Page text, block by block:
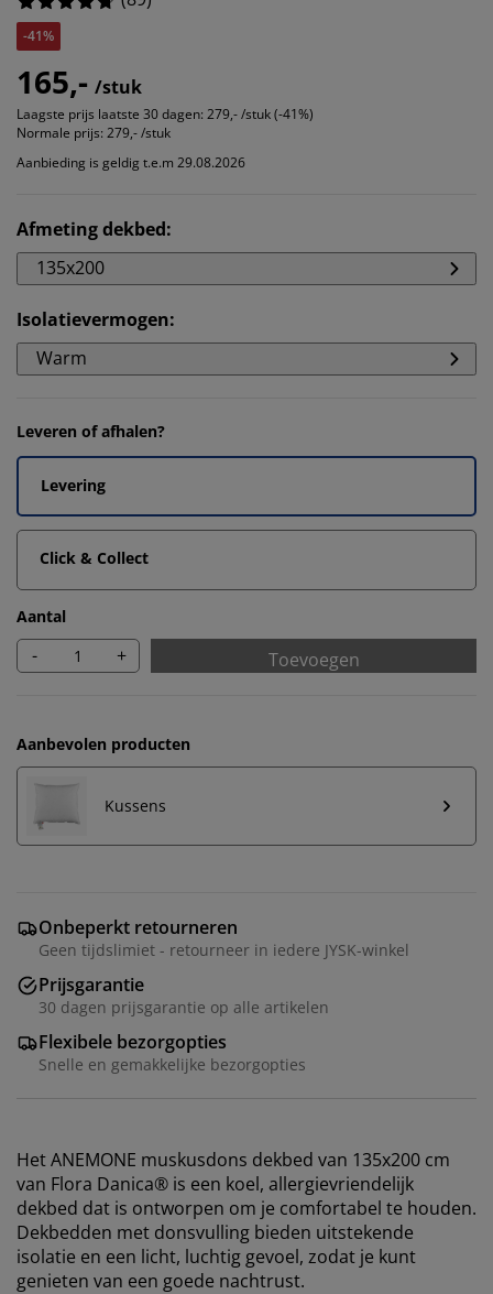
-41%
165,- /stuk
Laagste prijs laatste 30 dagen: 279,- /stuk (-41%)
Normale prijs: 279,- /stuk
Aanbieding is geldig t.e.m 29.08.2026
Afmeting dekbed:
135x200
Isolatievermogen:
Warm
Leveren of afhalen?
Levering
Click & Collect
Aantal
- + Toevoegen
Aanbevolen producten
Kussens
Onbeperkt retourneren
Geen tijdslimiet - retourneer in iedere JYSK-winkel
Prijsgarantie
30 dagen prijsgarantie op alle artikelen
Flexibele bezorgopties
Snelle en gemakkelijke bezorgopties
Het ANEMONE muskusdons dekbed van 135x200 cm
van Flora Danica® is een koel, allergievriendelijk
dekbed dat is ontworpen om je comfortabel te houden.
Dekbedden met donsvulling bieden uitstekende
isolatie en een licht, luchtig gevoel, zodat je kunt
genieten van een goede nachtrust.